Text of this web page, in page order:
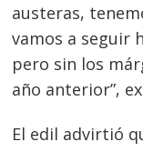
austeras,
vamos a seguir
pero sin los
año anterior”,
El edil advirtió